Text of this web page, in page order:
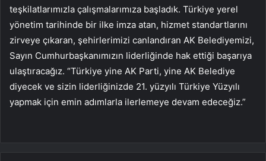
teşkilatlarımızla çalışmalarımıza başladık. Türkiye yerel
yönetim tarihinde bir ilke imza atan, hizmet standartlarını
zirveye çıkaran, şehirlerimizi canlandıran AK Belediyemizi,
Sayın Cumhurbaşkanımızın liderliğinde hak ettiği başarıya
ulaştıracağız. “Türkiye yine AK Parti, yine AK Belediye
diyecek ve sizin liderliğinizde 21. yüzyılı Türkiye Yüzyılı
yapmak için emin adımlarla ilerlemeye devam edeceğiz.”